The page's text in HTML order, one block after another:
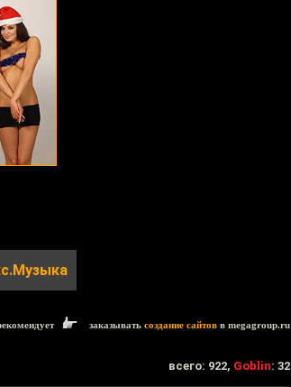
заказывать создание сайтов в megagroup.ru
всего: 922, Goblin: 32